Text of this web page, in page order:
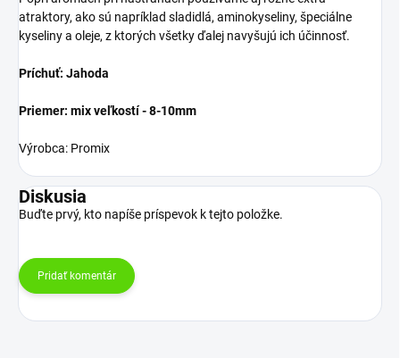
atraktory, ako sú napríklad sladidlá, aminokyseliny, špeciálne
kyseliny a oleje, z ktorých všetky ďalej navyšujú ich účinnosť.
Príchuť: Jahoda
Priemer: mix veľkostí - 8-10mm
Výrobca: Promix
Diskusia
Buďte prvý, kto napíše príspevok k tejto položke.
Pridať komentár